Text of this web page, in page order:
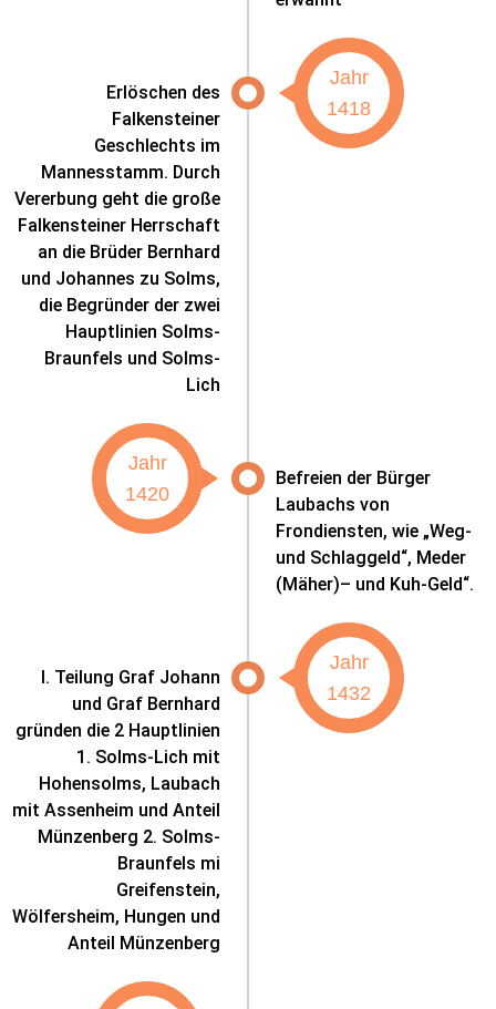
Jahr
1418
Erlöschen des
Falkensteiner
Geschlechts im
Mannesstamm. Durch
Vererbung geht die große
Falkensteiner Herrschaft
an die Brüder Bernhard
und Johannes zu Solms,
die Begründer der zwei
Hauptlinien Solms-
Braunfels und Solms-
Lich
Jahr
1420
Befreien der Bürger
Laubachs von
Frondiensten, wie „Weg-
und Schlaggeld“, Meder
(Mäher)– und Kuh-Geld“.
Jahr
1432
I. Teilung Graf Johann
und Graf Bernhard
gründen die 2 Hauptlinien
1. Solms-Lich mit
Hohensolms, Laubach
mit Assenheim und Anteil
Münzenberg 2. Solms-
Braunfels mi
Greifenstein,
Wölfersheim, Hungen und
Anteil Münzenberg